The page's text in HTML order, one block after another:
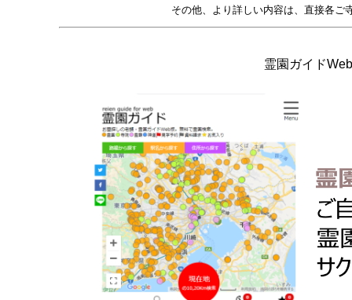
その他、より詳しい内容は、直接各ご
霊園ガイド